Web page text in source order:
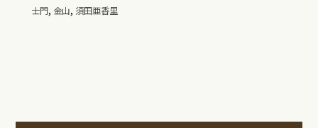
士門, 金山, 須田亜香里